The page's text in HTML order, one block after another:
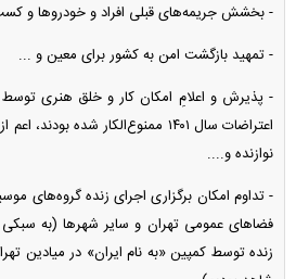
- بخشش جریمه‌های قبلی افراد و خودرو‌ها و
- تمهید بازگشت امن به کشور برای معین و ...
- پذیرش و اعلامِ امکان کار و خلق هنری
اعتراضات سال ۱۴۰۱ ممنوع‌الکار شده
نوازنده و....
- تداوم امکان برگزاری اجرای زنده گروه‌های
فضا‌های عمومی تهران و سایر شهر‌ها (به